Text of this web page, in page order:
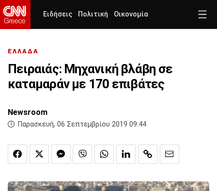
Ειδήσεις Πολιτική Οικονομία
ΕΛΛΑΔΑ
Πειραιάς: Μηχανική βλάβη σε
καταμαράν με 170 επιβάτες
Newsroom
Παρασκευή, 06 Σεπτεμβρίου 2019 09:44